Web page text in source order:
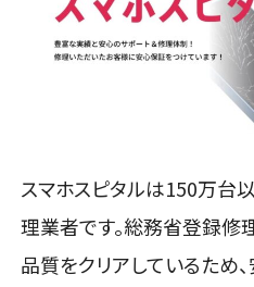
スマホスピタルは150万台
理業者です。総務省登録修
品質をクリアしているため